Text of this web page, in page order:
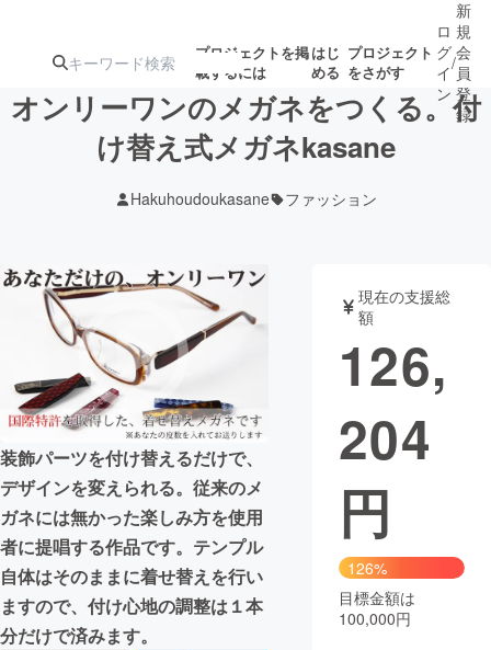
プロジェクトを掲
載するには
はじ
める
プロジェクト
をさがす
ターン
ジェクト
ロジェクト
アート・写真 音楽
テクノロジー・ガジェット ゲーム・サ
映像・映画
ビジネス・起業
まちづくり・地域活性化
CAMPFIRE for Social Good
CAMPFIRE Creation
CAMPFIREふるさと納税
コミュニティ
ロ
グ
イ
ン
/
新
規
会
員
登
録
オンリーワンのメガネをつくる。付
け替え式メガネkasane
Hakuhoudoukasane ファッション
装飾パーツを付け替えるだけで、
デザインを変えられる。従来のメ
ガネには無かった楽しみ方を使用
者に提唱する作品です。テンプル
自体はそのままに着せ替えを行い
ますので、付け心地の調整は１本
分だけで済みます。
現在の支援総
額
126,
204
円
126%
目標金額は
100,000円